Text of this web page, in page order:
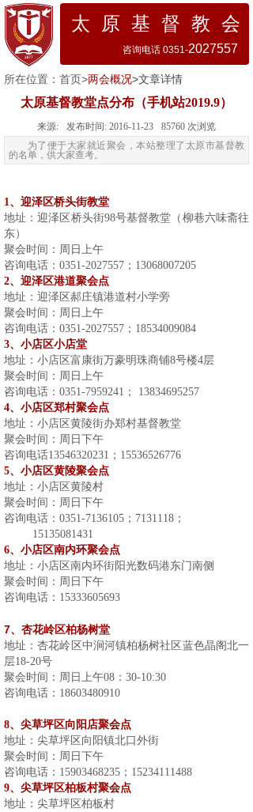
太 原 基 督 教 会
咨询电话 0351-2027557
所在位置： 首页>两会概况>文章详情
太原基督教堂点分布（手机站2019.9）
来源: 发布时间: 2016-11-23 85760 次浏览
为了便于大家就近聚会，本站整理了太原市基督教
的名单，供大家查考。
1、迎泽区桥头街教堂
地址：迎泽区桥头街98号基督教堂（柳巷六味斋往
东）
聚会时间：周日上午
咨询电话： 0351-2027557 ； 13068007205
2、迎泽区港道聚会点
地址：迎泽区郝庄镇港道村小学旁
聚会时间：周日上午
咨询电话： 0351-2027557 ； 18534009084
3、小店区小店堂
地址：小店区富康街万豪明珠商铺8号楼4层
聚会时间：周日上午
咨询电话： 0351-7959241 ；
13834695257
4、小店区郑村聚会点
地址：小店区黄陵街办郑村基督教堂
聚会时间：周日下午
咨询电话13546320231 ； 15536526776
5、小店区黄陵聚会点
地址：小店区黄陵村
聚会时间：周日下午
咨询电话： 0351-7136105 ； 7131118 ；
15135081431
6、小店区南内环聚会点
地址：小店区南内环街阳光数码港东门南侧
聚会时间：周日下午
咨询电话： 15333605693
7、杏花岭区柏杨树堂
地址：杏花岭区中涧河镇柏杨树社区蓝色晶阁北一
层18-20号
聚会时间：周日上午08：30-10:30
咨询电话：18603480910
8、尖草坪区向阳店聚会点
地址：尖草坪区向阳镇北口外街
聚会时间：周日下午
咨询电话： 15903468235 ； 15234111488
9、尖草坪区柏板村聚会点
地址：尖草坪区柏板村